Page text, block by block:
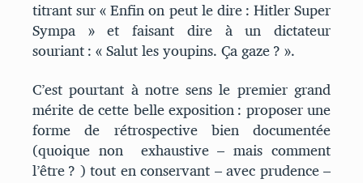
titrant sur « Enfin on peut le dire : Hitler Super
Sympa » et faisant dire à un dictateur
souriant : « Salut les youpins. Ça gaze ? ».
C’est pourtant à notre sens le premier grand
mérite de cette belle exposition : proposer une
forme de rétrospective bien documentée
(quoique non exhaustive – mais comment
l’être ? ) tout en conservant – avec prudence –